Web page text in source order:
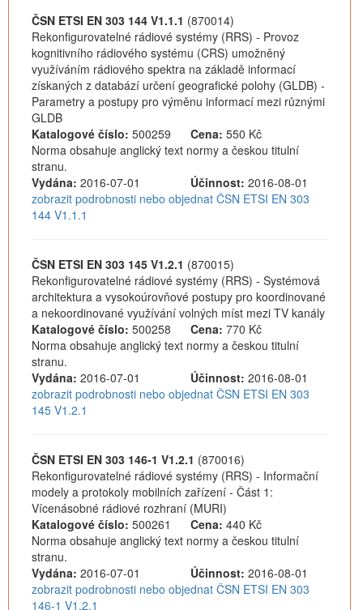
ČSN ETSI EN 303 144 V1.1.1 (870014)
Rekonfigurovatelné rádiové systémy (RRS) - Provoz
kognitivního rádiového systému (CRS) umožněný
využíváním rádiového spektra na základě informací
získaných z databází určení geografické polohy (GLDB) -
Parametry a postupy pro výměnu informací mezi různými
GLDB
Katalogové číslo: 500259 Cena: 550 Kč
Norma obsahuje anglický text normy a českou titulní
stranu.
Vydána: 2016-07-01 Účinnost: 2016-08-01
zobrazit podrobnosti nebo objednat ČSN ETSI EN 303
144 V1.1.1
ČSN ETSI EN 303 145 V1.2.1 (870015)
Rekonfigurovatelné rádiové systémy (RRS) - Systémová
architektura a vysokoúrovňové postupy pro koordinované
a nekoordinované využívání volných míst mezi TV kanály
Katalogové číslo: 500258 Cena: 770 Kč
Norma obsahuje anglický text normy a českou titulní
stranu.
Vydána: 2016-07-01 Účinnost: 2016-08-01
zobrazit podrobnosti nebo objednat ČSN ETSI EN 303
145 V1.2.1
ČSN ETSI EN 303 146-1 V1.2.1 (870016)
Rekonfigurovatelné rádiové systémy (RRS) - Informační
modely a protokoly mobilních zařízení - Část 1:
Vícenásobné rádiové rozhraní (MURI)
Katalogové číslo: 500261 Cena: 440 Kč
Norma obsahuje anglický text normy a českou titulní
stranu.
Vydána: 2016-07-01 Účinnost: 2016-08-01
zobrazit podrobnosti nebo objednat ČSN ETSI EN 303
146-1 V1.2.1